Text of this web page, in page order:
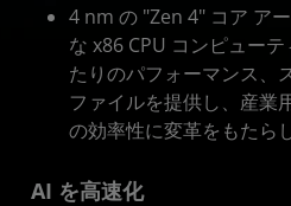
4 nm の "Zen 4" コア ア
な x86 CPU コンピュー
たりのパフォーマンス、
ファイルを提供し、産業
の効率性に変革をもたら
AI を高速化